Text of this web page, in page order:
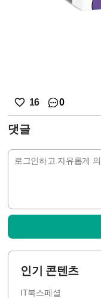
16 0
댓글
인기 콘텐츠
IT북스페셜